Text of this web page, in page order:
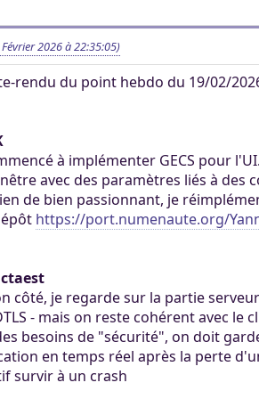
2026 à 22:35:05)
rendu du point hebdo du 19/02/
à implémenter GECS pour
avec des paramètres liés à des
de bien passionnant, je
https://port.numenaute.org/
côté, je regarde sur la partie
- mais on reste cohérent avec
besoins de "sécurité", on doit
en temps réel après la perte
survir à un crash